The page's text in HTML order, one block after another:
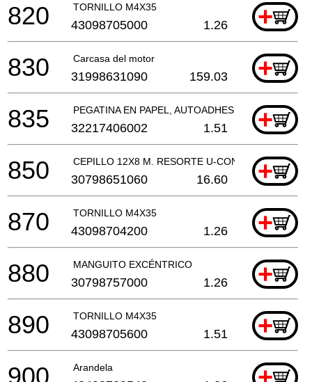
TORNILLO M4X35 +
820 43098705000 1.26
Carcasa del motor +
830 31998631090 159.03
PEGATINA EN PAPEL, AUTOADHESIVA +
835 32217406002 1.51
CEPILLO 12X8 M. RESORTE U-CONTACTO
+
850 30798651060 16.60
TORNILLO M4X35 +
870 43098704200 1.26
MANGUITO EXCÉNTRICO +
880 30798757000 1.26
TORNILLO M4X35 +
890 43098705600 1.51
Arandela
900